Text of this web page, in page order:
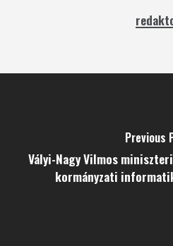
Previous
Vályi-Nagy Vilmos
kormányzati